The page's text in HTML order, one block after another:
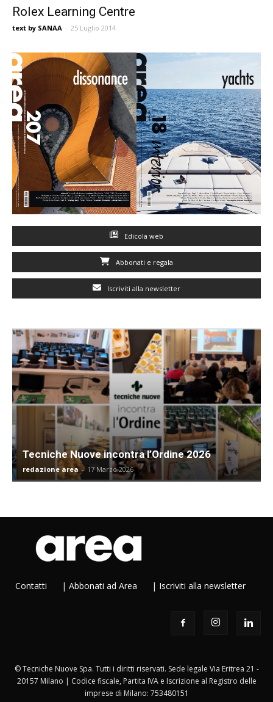
Rolex Learning Centre
text by SANAA - 25 Luglio 2014
Edicola web
Abbonati e regala
Iscriviti alla newsletter
Tecniche Nuove incontra l’Ordine 2026
redazione area - 17 Marzo 2026
Contatti | Abbonati ad Area | Iscriviti alla newsletter
© Tecniche Nuove Spa. Tutti i diritti riservati. Sede legale Via Eritrea 21 -
20157 Milano | Codice fiscale, Partita IVA e Iscrizione al Registro delle
imprese di Milano: 753480151